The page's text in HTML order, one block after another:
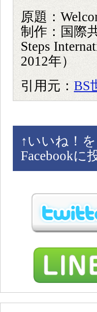
原題：
制作：国際
Steps
2012年）
引用元： BS
↑ いいね！
Facebookに